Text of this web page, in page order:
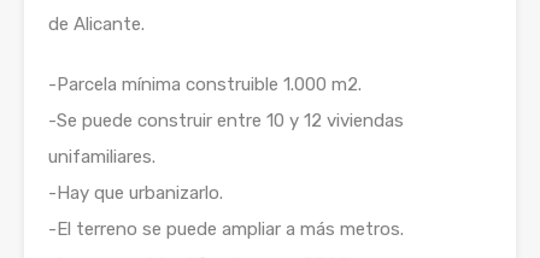
de Alicante.
-Parcela mínima construible 1.000 m2.
-Se puede construir entre 10 y 12 viviendas
unifamiliares.
-Hay que urbanizarlo.
-El terreno se puede ampliar a más metros.